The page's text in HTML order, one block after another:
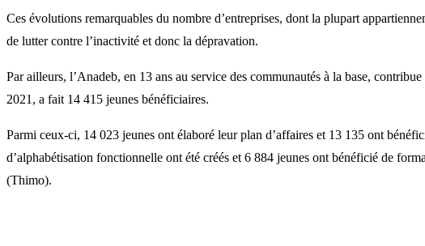
Ces évolutions remarquables du nombre d’entreprises, dont la plupart
de lutter contre l’inactivité et donc la dépravation.
Par ailleurs, l’Anadeb, en 13 ans au service des communautés à la base,
2021, a fait 14 415 jeunes bénéficiaires.
Parmi ceux-ci, 14 023 jeunes ont élaboré leur plan d’affaires et 13 135 ont
d’alphabétisation fonctionnelle ont été créés et 6 884 jeunes ont bénéficié de
(Thimo).